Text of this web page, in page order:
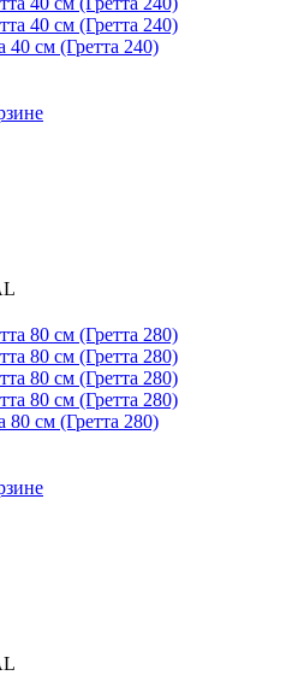
см (Гретта 240)
см (Гретта 280)